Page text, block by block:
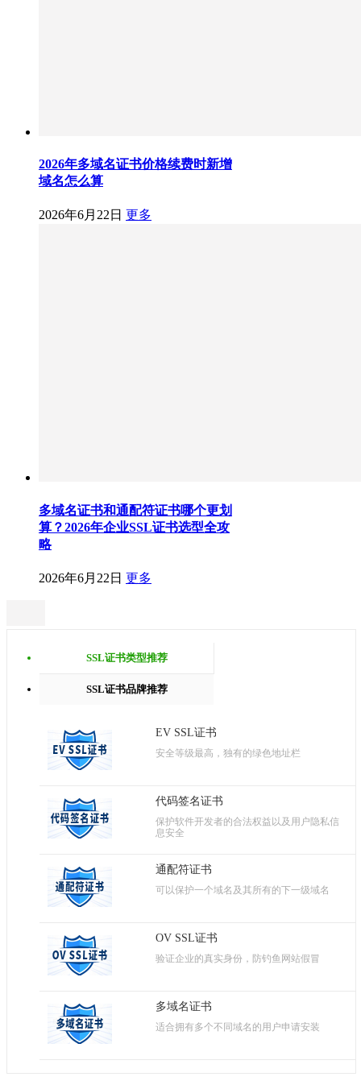
2026年多域名证书价格续费时新增
域名怎么算
2026年6月22日 更多
多域名证书和通配符证书哪个更划
算？2026年企业SSL证书选型全攻
略
2026年6月22日 更多
SSL证书类型推荐
SSL证书品牌推荐
EV SSL证书
安全等级最高，独有的绿色地址栏
代码签名证书
保护软件开发者的合法权益以及用户隐私信
息安全
通配符证书
可以保护一个域名及其所有的下一级域名
OV SSL证书
验证企业的真实身份，防钓鱼网站假冒
多域名证书
适合拥有多个不同域名的用户申请安装